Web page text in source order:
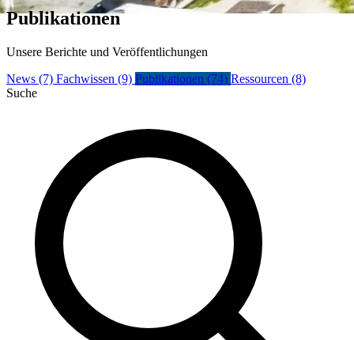
Publikationen
Unsere Berichte und Veröffentlichungen
News (7) Fachwissen (9) Publikationen (74) Ressourcen (8)
Suche